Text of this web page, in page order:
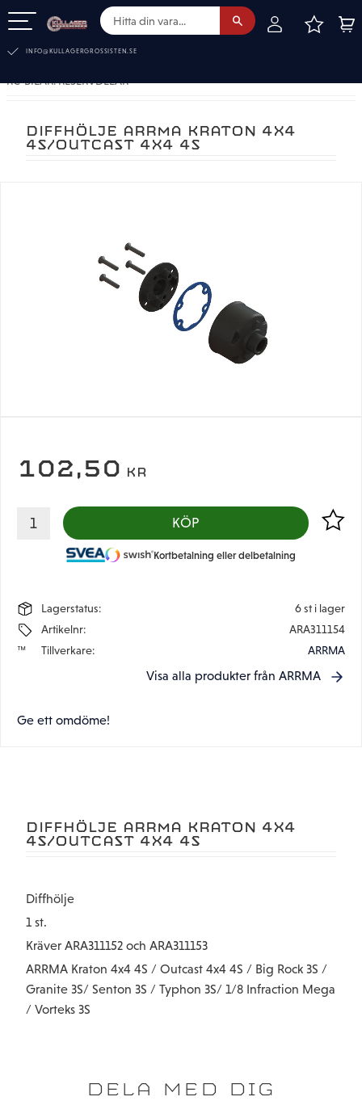
INFO@KULLAGERGROSSISTEN.SE
RC-BILAR. RESERVDELAR
DIFFHÖLJE ARRMA KRATON 4X4
4S/OUTCAST 4X4 4S
102,50 KR
KÖP Lägg
Kortbetalning eller delbetalning
Lagerstatus
6 st i lager
Artikelnr
ARA311154
Tillverkare
ARRMA
Visa alla produkter från ARRMA
Ge ett omdöme!
DIFFHÖLJE ARRMA KRATON 4X4
4S/OUTCAST 4X4 4S
Diffhölje
1 st.
Kräver ARA311152 och ARA311153
ARRMA Kraton 4x4 4S / Outcast 4x4 4S / Big Rock 3S /
Granite 3S/ Senton 3S / Typhon 3S/ 1/8 Infraction Mega
/ Vorteks 3S
DELA MED DIG